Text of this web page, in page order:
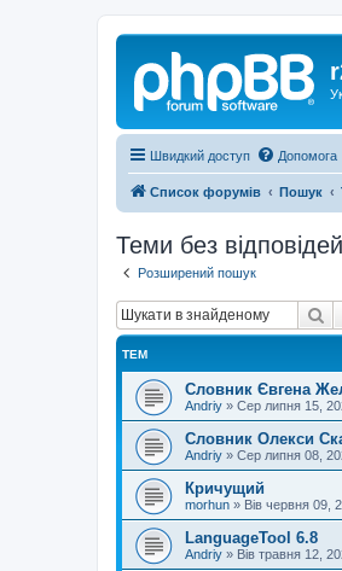
Швидкий доступ Допомога
Список форумів Пошук
Теми без відповідей
Розширений пошук
ТЕМ
Словник Євгена
Andriy » Сер липня 15,
Словник Олекси
Andriy » Сер липня 08,
Кричущий
morhun » Вів червня 09,
LanguageTool 6.8
Andriy » Вів травня 12,